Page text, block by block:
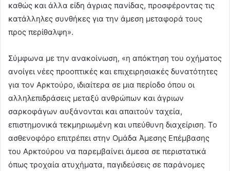
καθώς και άλλα είδη άγριας πανίδας, προσφέροντας τις
κατάλληλες συνθήκες για την άμεση μεταφορά τους
προς περίθαλψη».
Σύμφωνα με την ανακοίνωση, «η απόκτηση του οχήματος
ανοίγει νέες προοπτικές και επιχειρησιακές δυνατότητες
για τον Αρκτούρο, ιδιαίτερα σε μια περίοδο όπου οι
αλληλεπιδράσεις μεταξύ ανθρώπων και άγριων
σαρκοφάγων αυξάνονται και απαιτούν ταχεία,
επιστημονικά τεκμηριωμένη και υπεύθυνη διαχείριση. Το
ασθενοφόρο επιτρέπει στην Ομάδα Άμεσης Επέμβασης
του Αρκτούρου να παρεμβαίνει άμεσα σε περιστατικά
όπως τροχαία ατυχήματα, παγιδεύσεις σε παράνομες